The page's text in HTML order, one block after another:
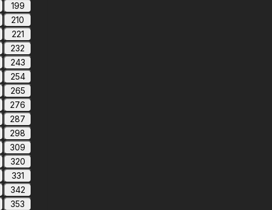
199
210
221
232
243
254
265
276
287
298
309
320
331
342
353